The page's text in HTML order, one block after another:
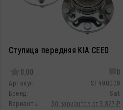
Ступица передняя KIA CEED
0,00 0
Артикул:
ST490009
Бренд:
Sat
Варианты:
30 вариантов от 3 827 ₽